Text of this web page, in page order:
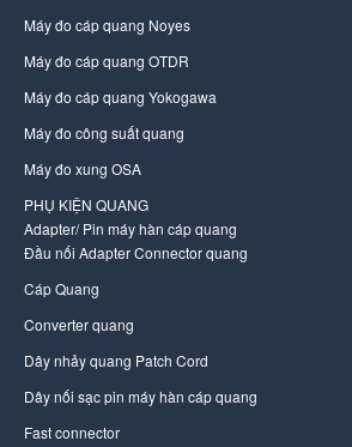
Máy đo cáp quang Noyes
Máy đo cáp quang OTDR
Máy đo cáp quang Yokogawa
Máy đo công suất quang
Máy đo xung OSA
PHỤ KIỆN QUANG
Adapter/ Pin máy hàn cáp quang
Đầu nối Adapter Connector quang
Cáp Quang
Converter quang
Dây nhảy quang Patch Cord
Dây nối sạc pin máy hàn cáp quang
Fast connector